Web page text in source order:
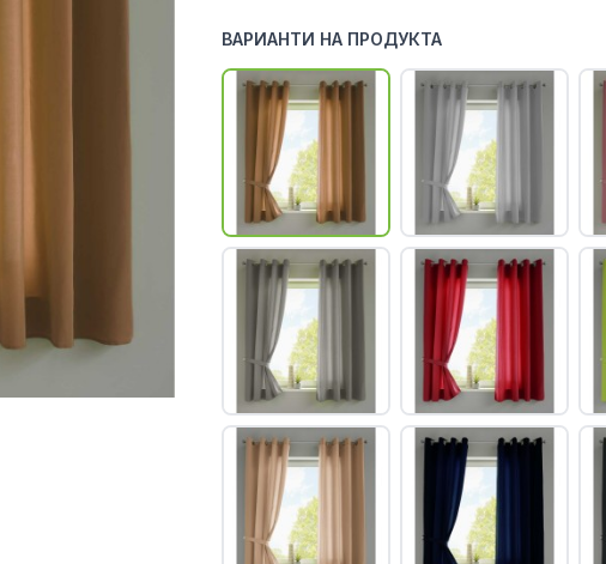
ВАРИАНТИ НА ПРОДУКТА